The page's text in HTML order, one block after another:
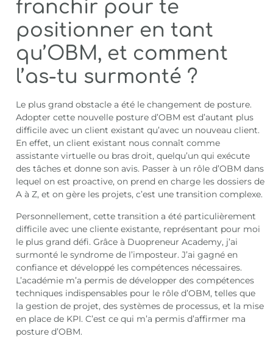
franchir pour te
positionner en tant
qu’OBM, et comment
l’as-tu surmonté ?
Le plus grand obstacle a été le changement de posture.
Adopter cette nouvelle posture d’OBM est d’autant plus
difficile avec un client existant qu’avec un nouveau client.
En effet, un client existant nous connaît comme
assistante virtuelle ou bras droit, quelqu’un qui exécute
des tâches et donne son avis. Passer à un rôle d’OBM dans
lequel on est proactive, on prend en charge les dossiers de
A à Z, et on gère les projets, c’est une transition complexe.
Personnellement, cette transition a été particulièrement
difficile avec une cliente existante, représentant pour moi
le plus grand défi. Grâce à Duopreneur Academy, j’ai
surmonté le syndrome de l’imposteur. J’ai gagné en
confiance et développé les compétences nécessaires.
L’académie m’a permis de développer des compétences
techniques indispensables pour le rôle d’OBM, telles que
la gestion de projet, des systèmes de processus, et la mise
en place de KPI. C’est ce qui m’a permis d’affirmer ma
posture d’OBM.